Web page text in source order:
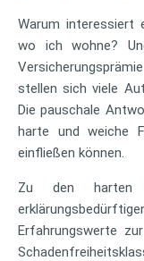
Warum interessiert
wo ich wohne?
stellen sich viele
Die pauschale
harte und weiche
einfließen können.
Zu den harten
Erfahrungswerte